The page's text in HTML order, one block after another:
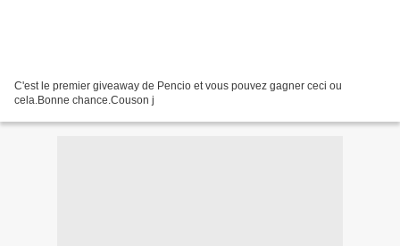
C'est le premier giveaway de Pencio et vous pouvez gagner ceci ou
cela.Bonne chance.Couson j